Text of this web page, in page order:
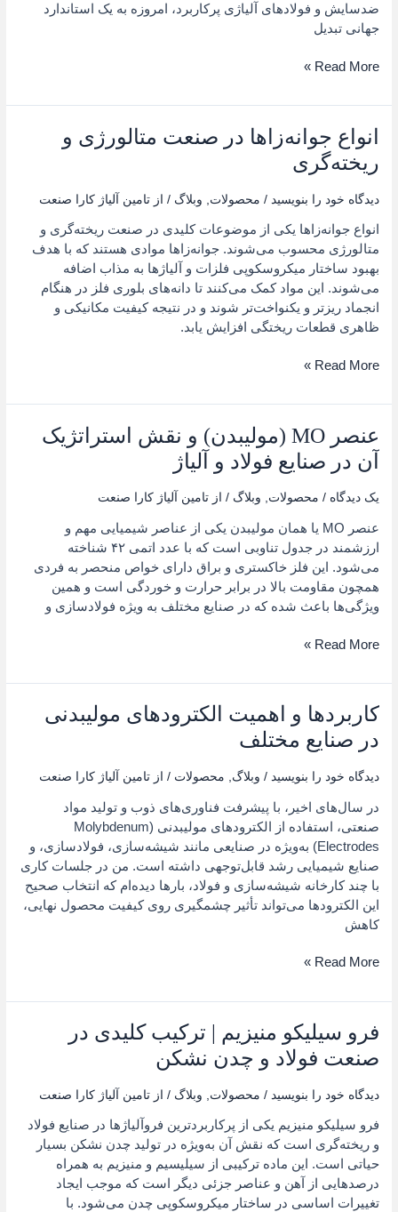
ضدسایش و فولادهای آلیاژی پرکاربرد، امروزه به یک استاندارد
جهانی تبدیل
فولاد
Read More »
انواع جوانه‌زاها در صنعت متالورژی و
ریخته‌گری
دیدگاه‌ خود را بنویسید / محصولات وبلاگ / از تامین آلیاژ کارا صنعت
انواع جوانه‌زاها یکی از موضوعات کلیدی در صنعت ریخته‌گری و
متالورژی محسوب می‌شوند. جوانه‌زاها موادی هستند که با هدف
بهبود ساختار میکروسکوپی فلزات و آلیاژها به مذاب اضافه
می‌شوند. این مواد کمک می‌کنند تا دانه‌های بلوری فلز در هنگام
انجماد ریزتر و یکنواخت‌تر شوند و در نتیجه کیفیت مکانیکی و
ظاهری قطعات ریختگی افزایش یابد.
انواع
جوانه‌زاها
در
صنعت
متالورژی
و
ریخته‌گری
Read More »
عنصر MO (مولیبدن) و نقش استراتژیک
آن در صنایع فولاد و آلیاژ
یک دیدگاه / محصولات, وبلاگ / از تامین آلیاژ کارا صنعت
عنصر MO یا همان مولیبدن یکی از عناصر شیمیایی مهم و
ارزشمند در جدول تناوبی است که با عدد اتمی ۴۲ شناخته
می‌شود. این فلز خاکستری و براق دارای خواص منحصر به فردی
همچون مقاومت بالا در برابر حرارت و خوردگی است و همین
ویژگی‌ها باعث شده که در صنایع مختلف به ویژه فولادسازی و
عنصر
MO
(مولیبدن)
و
استراتژیک
آن
در
صنایع
فولاد
آلیاژ
Read More »
کاربردها و اهمیت الکترودهای مولیبدنی
در صنایع مختلف
دیدگاه‌ خود را بنویسید / وبلاگ, محصولات / از تامین آلیاژ کارا صنعت
در سال‌های اخیر، با پیشرفت فناوری‌های ذوب و تولید مواد
صنعتی، استفاده از الکترودهای مولیبدنی (Molybdenum
Electrodes) به‌ویژه در صنایعی مانند شیشه‌سازی، فولادسازی، و
صنایع شیمیایی رشد قابل‌توجهی داشته است. من در جلسات کاری
با چند کارخانه شیشه‌سازی و فولاد، بارها دیده‌ام که انتخاب صحیح
این الکترودها می‌تواند تأثیر چشمگیری روی کیفیت محصول نهایی،
کاهش
کاربردها
اهمیت
الکترودهای
مولیبدنی
در
صنایع
مختلف
Read More »
فرو سیلیکو منیزیم | ترکیب کلیدی در
صنعت فولاد و چدن نشکن
دیدگاه‌ خود را بنویسید / محصولات وبلاگ / از تامین آلیاژ کارا صنعت
فرو سیلیکو منیزیم یکی از پرکاربردترین فروآلیاژها در صنایع فولاد
و ریخته‌گری است که نقش آن به‌ویژه در تولید چدن نشکن بسیار
حیاتی است. این ماده ترکیبی از سیلیسیم و منیزیم به همراه
درصدهایی از آهن و عناصر جزئی دیگر است که موجب ایجاد
تغییرات اساسی در ساختار میکروسکوپی چدن می‌شود. با
فرو
سیلیکو
منیزیم
کلیدی
در
صنعت
فولاد
و